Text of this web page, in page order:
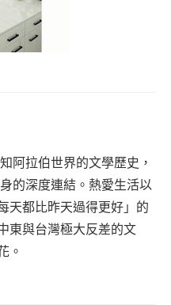
阿拉伯世界的文學歷史，
的深度連結。熱愛生活以
天都比昨天過得更好」的
東與台灣極大反差的文
。